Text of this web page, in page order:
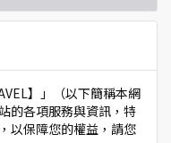
】」（以下簡稱本網
的各項服務與資訊，特
以保障您的權益，請您